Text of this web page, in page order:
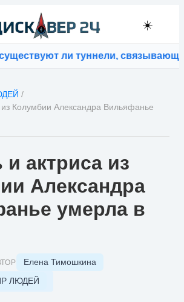
☀️
ли туннели, связывающие
/
Колумбии Александра Вильяфанье
актриса из
Александра
умерла в
Елена Тимошкина
ЛЮДЕЙ